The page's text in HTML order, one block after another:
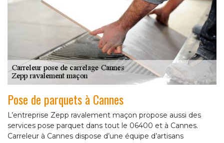
Pose de parquets à Cannes
L’entreprise Zepp ravalement maçon propose aussi des
services pose parquet dans tout le 06400 et à Cannes.
Carreleur à Cannes dispose d’une équipe d’artisans